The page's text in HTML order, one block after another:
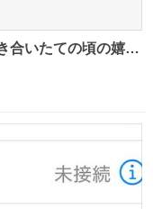
合いたての頃の嬉し
1日で各50通くらい
れ